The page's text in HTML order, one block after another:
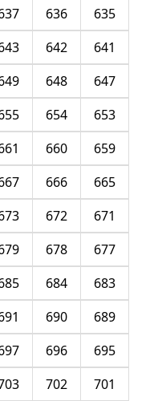
635
636
641
642
647
648
653
654
659
660
665
666
671
672
677
678
683
684
689
690
695
696
701
702